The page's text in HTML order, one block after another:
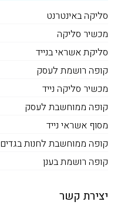
סליקה באינטרנט
מכשיר סליקה
סליקת אשראי בנייד
קופה רושמת לעסק
מכשיר סליקה נייד
קופה ממוחשבת לעסק
מסוף אשראי נייד
קופה ממוחשבת לחנות בגדים
קופה רושמת בענן
יצירת קשר